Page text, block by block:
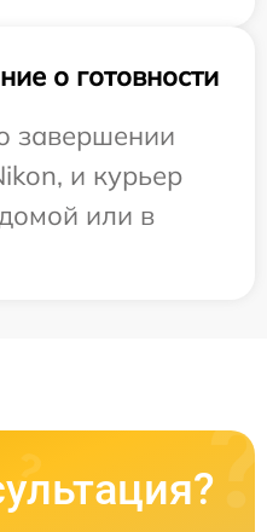
о готовности
завершении
и курьер
или в